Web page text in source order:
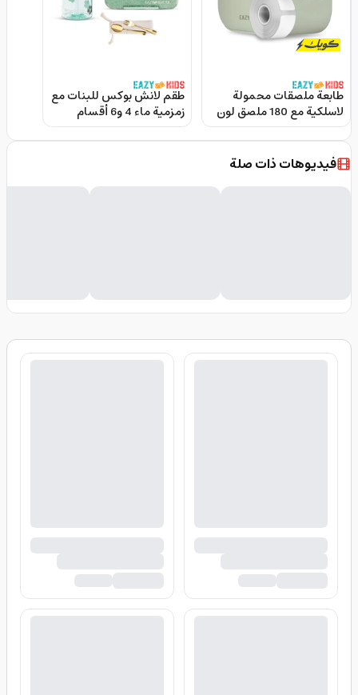
طابعة ملصقات محمولة
لاسلكية مع 180 ملصق لون
اخضر من ايزي كيدز Eazy
Kids Mini Label Maker
Printer
طقم لانش بوكس للبنات مع
زمزمية ماء 4 و6 أقسام
أخضر لامع ايزي كيدز Eazy
Kids 6 & 4 Convertible
فيديوهات ذات صلة